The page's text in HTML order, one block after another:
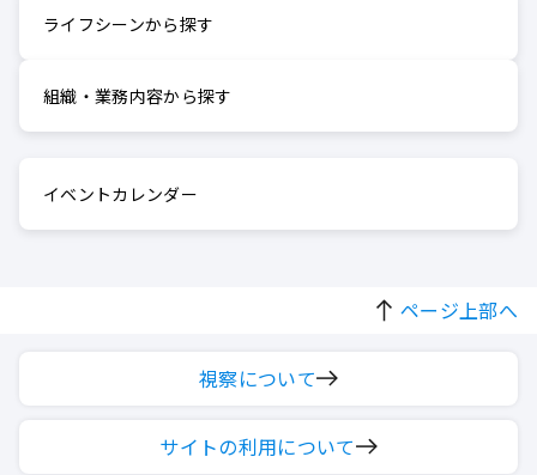
ライフシーンから探す
組織・業務内容から探す
イベントカレンダー
ページ上部へ
視察について
サイトの利用について